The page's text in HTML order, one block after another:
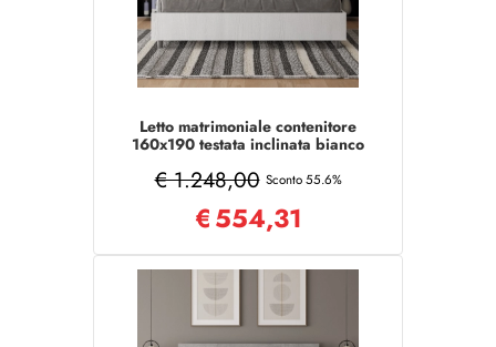
Letto matrimoniale contenitore
160x190 testata inclinata bianco
€ 1.248,00 Sconto 55.6%
€554,31